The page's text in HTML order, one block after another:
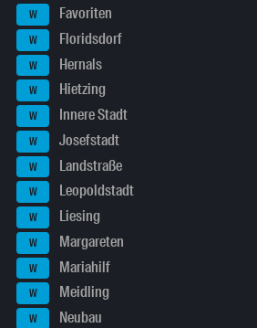
W Favoriten
W Floridsdorf
W Hernals
W Hietzing
W Innere Stadt
W Josefstadt
W Landstraße
W Leopoldstadt
W Liesing
W Margareten
W Mariahilf
W Meidling
W Neubau